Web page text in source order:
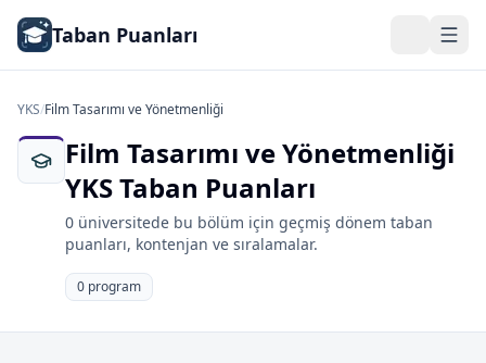
Taban Puanları
YKS/Film Tasarımı ve Yönetmenliği
Film Tasarımı ve Yönetmenliği
YKS Taban Puanları
0 üniversitede bu bölüm için geçmiş dönem taban
puanları, kontenjan ve sıralamalar.
0 program